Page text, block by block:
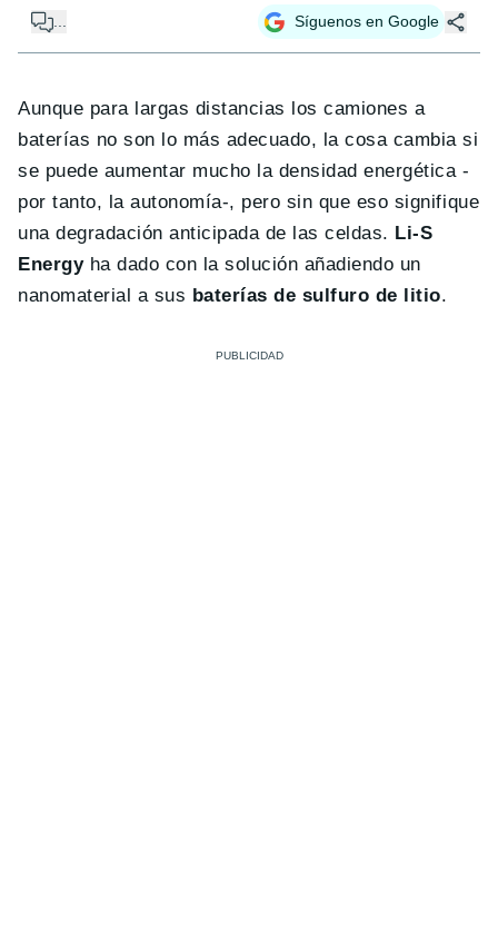
... Síguenos en Google
Aunque para largas distancias los camiones a
baterías no son lo más adecuado, la cosa cambia si
se puede aumentar mucho la densidad energética -
por tanto, la autonomía-, pero sin que eso signifique
una degradación anticipada de las celdas. Li-S
Energyha dado con la solución añadiendo un
nanomaterial a sus baterías de sulfuro de litio.